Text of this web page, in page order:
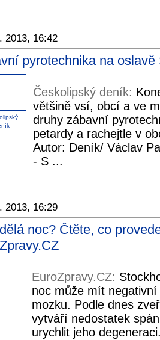
2013, 16:42
pyrotechnika na
Českolipský deník:
většině vsí, obcí a ve
druhy zábavní
petardy a rachejtle v
Autor: Deník/ Václav
- S ...
2013, 16:29
noc? Čtěte, co
EuroZpravy.CZ:
noc může mít
mozku. Podle dnes
vytváří nedostatek
urychlit jeho